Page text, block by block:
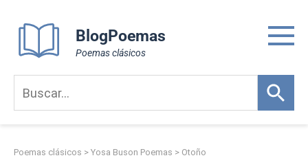
content
BlogPoemas
Poemas clásicos
Poemas clásicos > Yosa Buson Poemas > Otoño